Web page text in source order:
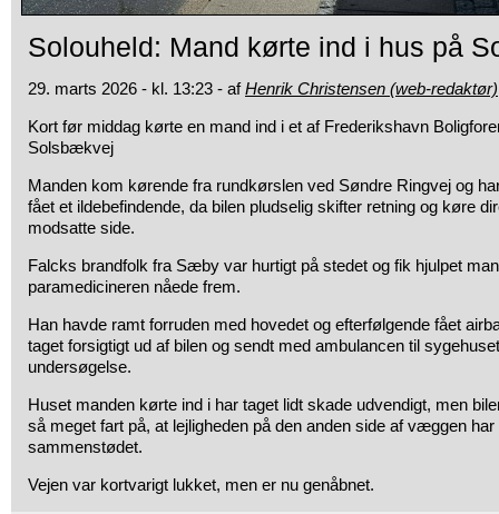
Solouheld: Mand kørte ind i hus på
29. marts 2026 - kl. 13:23 - afHenrik Christensen (web-redaktør)
Kort før middag kørte en mand ind i et af Frederikshavn
Solsbækvej
Manden kom kørende fra rundkørslen ved Søndre Ringvej og
fået et ildebefindende, da bilen pludselig skifter retning og køre
modsatte side.
Falcks brandfolk fra Sæby var hurtigt på stedet og fik hjulpet
paramedicineren nåede frem.
Han havde ramt forruden med hovedet og efterfølgende fået
taget forsigtigt ud af bilen og sendt med ambulancen til
undersøgelse.
Huset manden kørte ind i har taget lidt skade udvendigt, men
så meget fart på, at lejligheden på den anden side af væggen
sammenstødet.
Vejen var kortvarigt lukket, men er nu genåbnet.